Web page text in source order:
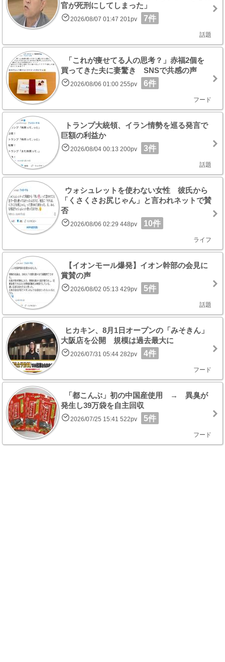
官が死刑にしてしまった」
2026/08/07 01:47 201pv 7件
話題
「これが痩せてる人の思考？」赤福2個を
買ってきた夫に妻驚き SNSで共感の声
2026/08/06 01:00 255pv 6件
フード
トランプ大統領、イラン情勢を巡る発言で
巨額の利益か
2026/08/04 00:13 200pv 3件
話題
ウォシュレットを使わない女性 彼氏から
「くさくさお尻じゃん」と言われネットで賛
否
2026/08/06 02:29 448pv 10件
ライフ
【イオンモール爆発】イオン幹部の会見に
賞賛の声
2026/08/02 05:13 429pv 5件
話題
ヒカキン、8月1日オープンの「みそきん」
大阪店を公開 規模は過去最大に
2026/07/31 05:44 282pv 4件
フード
「都こんぶ」初の中国産使用 → 異臭が
発生し39万袋を自主回収
2026/07/25 15:41 522pv 5件
フード